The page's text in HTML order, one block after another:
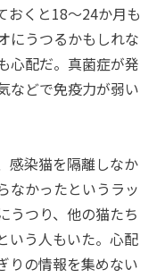
おくと18〜24か月も
にうつるかもしれな
心配だ。真菌症が発
などで免疫力が弱い
感染猫を隔離しなか
なかったというラッ
うつり、他の猫たち
いう人もいた。心配
りの情報を集めない